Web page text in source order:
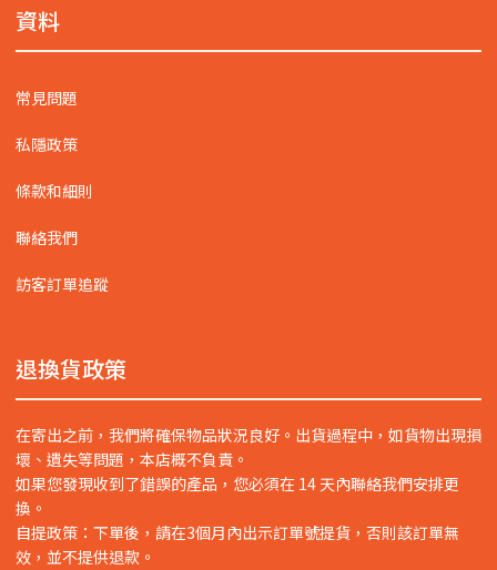
資料
常見問題
私隱政策
條款和細則
聯絡我們
訪客訂單追蹤
退換貨政策
在寄出之前，我們將確保物品狀況良好。出貨過程中，如貨物出現損
壞、遺失等問題，本店概不負責。
如果您發現收到了錯誤的產品，您必須在 14 天內聯絡我們安排更
換。
自提政策：下單後，請在3個月內出示訂單號提貨，否則該訂單無
效，並不提供退款。